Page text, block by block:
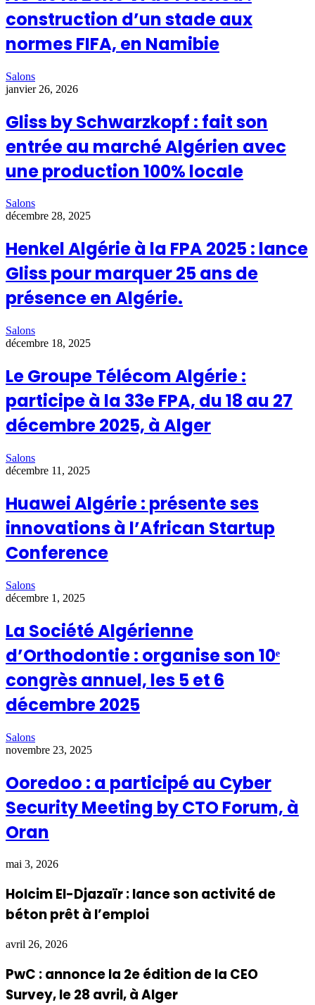
construction d’un stade aux
normes FIFA, en Namibie
Salons
janvier 26, 2026
Gliss by Schwarzkopf : fait son
entrée au marché Algérien avec
une production 100% locale
Salons
décembre 28, 2025
Henkel Algérie à la FPA 2025 : lance
Gliss pour marquer 25 ans de
présence en Algérie.
Salons
décembre 18, 2025
Le Groupe Télécom Algérie :
participe à la 33e FPA, du 18 au 27
décembre 2025, à Alger
Salons
décembre 11, 2025
Huawei Algérie : présente ses
innovations à l’African Startup
Conference
Salons
décembre 1, 2025
La Société Algérienne
d’Orthodontie : organise son 10ᵉ
congrès annuel, les 5 et 6
décembre 2025
Salons
novembre 23, 2025
Ooredoo : a participé au Cyber
Security Meeting by CTO Forum, à
Oran
mai 3, 2026
Holcim El-Djazaïr : lance son activité de
béton prêt à l’emploi
avril 26, 2026
PwC : annonce la 2e édition de la CEO
Survey, le 28 avril, à Alger